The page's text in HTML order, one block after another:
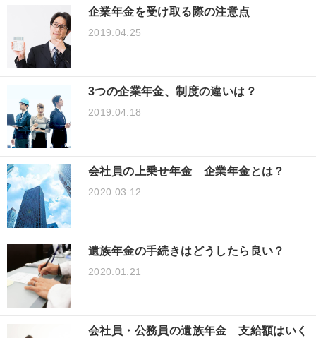
企業年金を受け取る際の注意点
2019.04.25
3つの企業年金、制度の違いは？
2019.04.18
会社員の上乗せ年金 企業年金とは？
2020.03.12
遺族年金の手続きはどうしたら良い？
2020.01.21
会社員・公務員の遺族年金 支給額はいく